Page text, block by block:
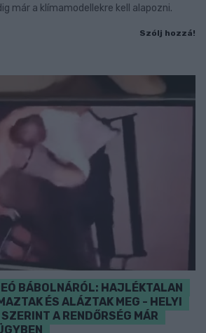
már a klímamodellekre kell alapozni.
Szólj hozzá!
BÁBOLNÁRÓL: HAJLÉKTALAN
ÉS ALÁZTAK MEG - HELYI
A RENDŐRSÉG MÁR